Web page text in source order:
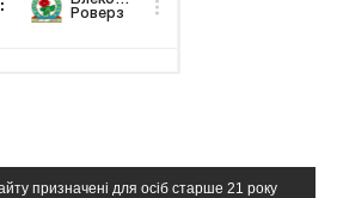
призначені для осіб старше 21 року